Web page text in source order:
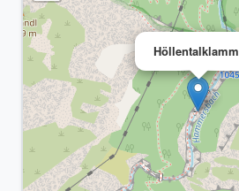
Höllentalklamm